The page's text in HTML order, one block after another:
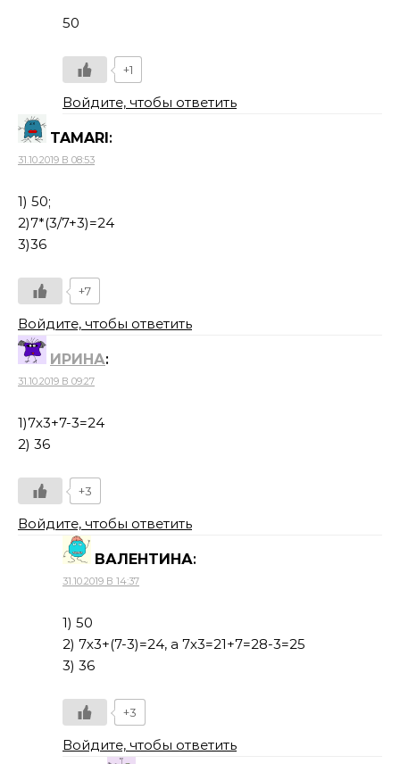
50
+1
Войдите, чтобы ответить
TAMARI:
31.10.2019 В 08:53
1) 50;
2)7*(3/7+3)=24
3)36
+7
Войдите, чтобы ответить
ИРИНА:
31.10.2019 В 09:27
1)7х3+7-3=24
2) 36
+3
Войдите, чтобы ответить
ВАЛЕНТИНА:
31.10.2019 В 14:37
1) 50
2) 7х3+(7-3)=24, а 7х3=21+7=28-3=25
3) 36
+3
Войдите, чтобы ответить